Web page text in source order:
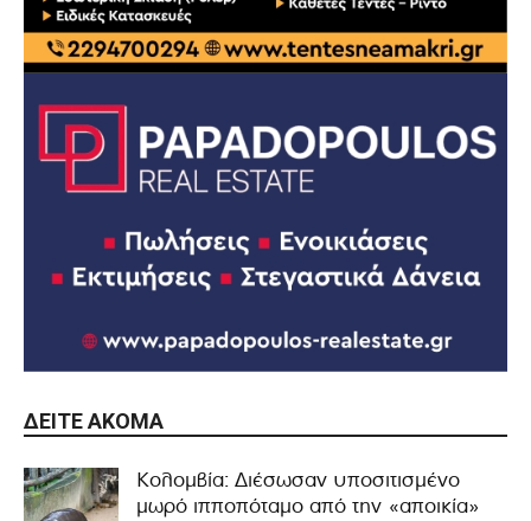
ΔΕΊΤΕ ΑΚΌΜΑ
Κολομβία: Διέσωσαν υποσιτισμένο
μωρό ιπποπόταμο από την «αποικία»